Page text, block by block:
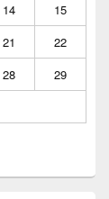
14
15
21
22
28
29